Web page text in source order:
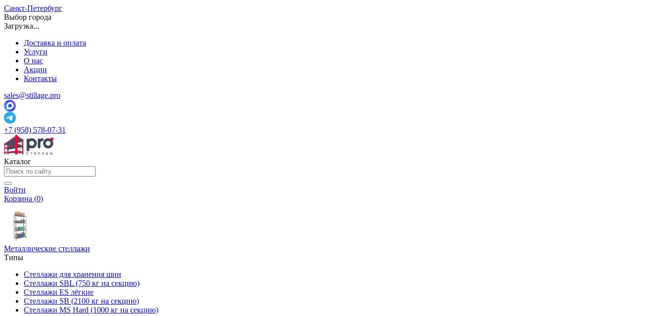
Санкт-Петербург
Выбор города
Загрузка...
Доставка и оплата
Услуги
О нас
Акции
Контакты
sales@stillage.pro
+7 (958) 578-07-31
Каталог
Войти
Корзина (0)
Металлические стеллажи
Типы
Стеллажи для хранения шин
Стеллажи SBL (750 кг на секцию)
Стеллажи ES лёгкие
Стеллажи SB (2100 кг на секцию)
Стеллажи MS Hard (1000 кг на секцию)